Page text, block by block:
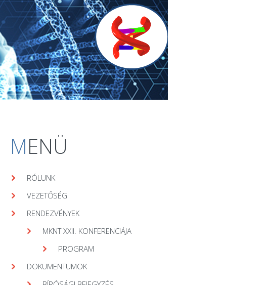
MENÜ
RÓLUNK
VEZETŐSÉG
RENDEZVÉNYEK
MKNT XXII. KONFERENCIÁJA
PROGRAM
DOKUMENTUMOK